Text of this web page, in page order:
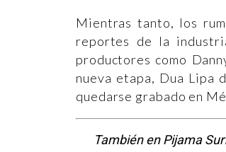
Mientras tanto, los
reportes de la
productores como
nueva etapa, Dua Lipa
quedarse grabado en
También en Pijama